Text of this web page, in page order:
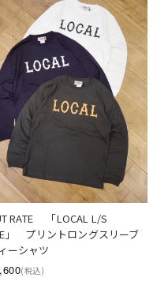
RATE 　「LOCAL L/S
」　プリントロングスリーブ
ーシャツ
(税込)